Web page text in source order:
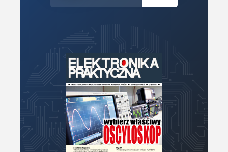
Kontakt
Magazyny
Archiwum
Do pobrania